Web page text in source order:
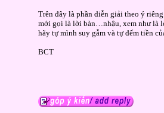
Trên đây là phần diễn giải theo ý
mới gọi là lời bàn…nhậu, xem như là
hãy tự mình suy gẫm và tự đếm tiền
BCT